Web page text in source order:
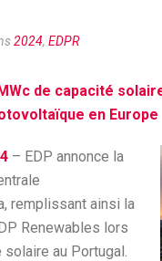
2024, EDPR
de capacité
en Europe
– EDP annonce la
remplissant ainsi la
Renewables lors
solaire au Portugal.